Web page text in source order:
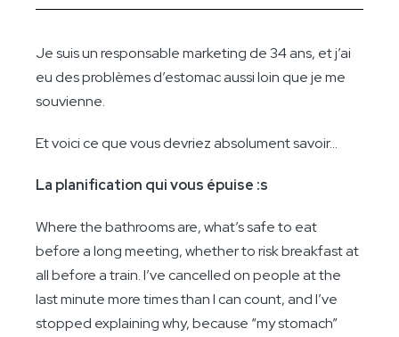
Je suis un responsable marketing de 34 ans, et j’ai
eu des problèmes d’estomac aussi loin que je me
souvienne.
Et voici ce que vous devriez absolument savoir...
La planification qui vous épuise :s
Where the bathrooms are, what’s safe to eat
before a long meeting, whether to risk breakfast at
all before a train. I’ve cancelled on people at the
last minute more times than I can count, and I’ve
stopped explaining why, because “my stomach”